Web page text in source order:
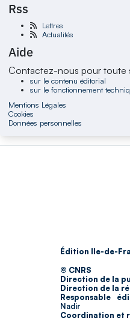
Rss
Lettres
Actualités
Aide
Contactez-nous pour toute
sur le contenu éditorial
sur le fonctionnement
Mentions Légales
Cookies
Données personnelles
Édition Ile-de-
© CNRS
Direction de la
Direction de la
Responsable
Nadir
Coordination et